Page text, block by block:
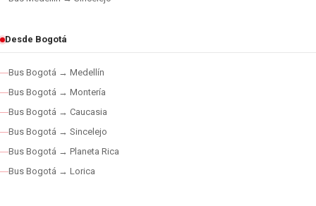
Desde Bogotá
Bus Bogotá → Medellín
Bus Bogotá → Montería
Bus Bogotá → Caucasia
Bus Bogotá → Sincelejo
Bus Bogotá → Planeta Rica
Bus Bogotá → Lorica